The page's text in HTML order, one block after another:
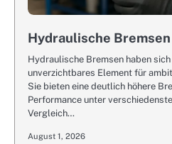
Hydraulische
Hydraulische Bremsen haben
unverzichtbares Element für
Sie bieten eine deutlich höhere
Performance unter
Vergleich…
August 1, 2026